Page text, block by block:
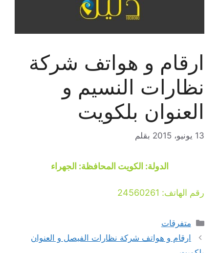
ارقام و هواتف شركة
نظارات النسيم و
العنوان بلكويت
13 يونيو، 2015 بقلم
الدولة: الكويت المحافظة: الجهراء
رقم الهاتف: 24560261
التصنيفات
متفرقات
ارقام و هواتف شركة نظارات الفيصل و العنوان